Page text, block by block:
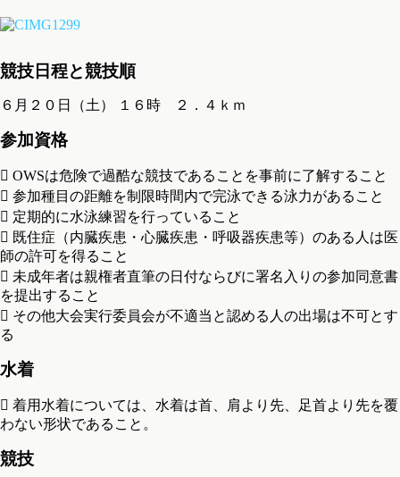
競技日程と競技順
６月２０日（土） １６時 ２．４ｋｍ
参加資格
 OWSは危険で過酷な競技であることを事前に了解すること
 参加種目の距離を制限時間内で完泳できる泳力があること
 定期的に水泳練習を行っていること
 既住症（内臓疾患・心臓疾患・呼吸器疾患等）のある人は医
師の許可を得ること
 未成年者は親権者直筆の日付ならびに署名入りの参加同意書
を提出すること
 その他大会実行委員会が不適当と認める人の出場は不可とす
る
水着
 着用水着については、水着は首、肩より先、足首より先を覆
わない形状であること。
競技